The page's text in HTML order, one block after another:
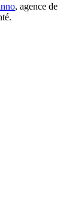
, agence de